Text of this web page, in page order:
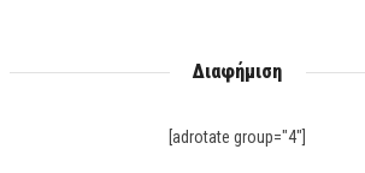
Διαφήμιση
[adrotate group="4"]